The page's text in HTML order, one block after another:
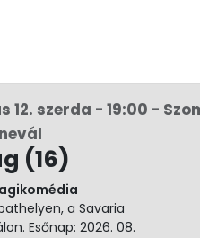
12. szerda - 19:00 -
(16)
a Savaria
Esőnap: 2026. 08.